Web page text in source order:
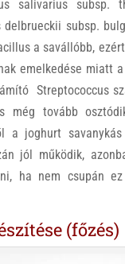
salivarius subsp.
delbrueckii subsp.
a savállóbb,
emelkedése miatt
Streptococcus
még tovább
a joghurt
jól működik,
ha nem csupán
(főzés)